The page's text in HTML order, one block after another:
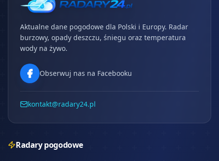
Aktualne dane pogodowe dla Polski i Europy. Radar
burzowy, opady deszczu, śniegu oraz temperatura
wody na żywo.
Obserwuj nas na Facebooku
kontakt@radary24.pl
Radary pogodowe